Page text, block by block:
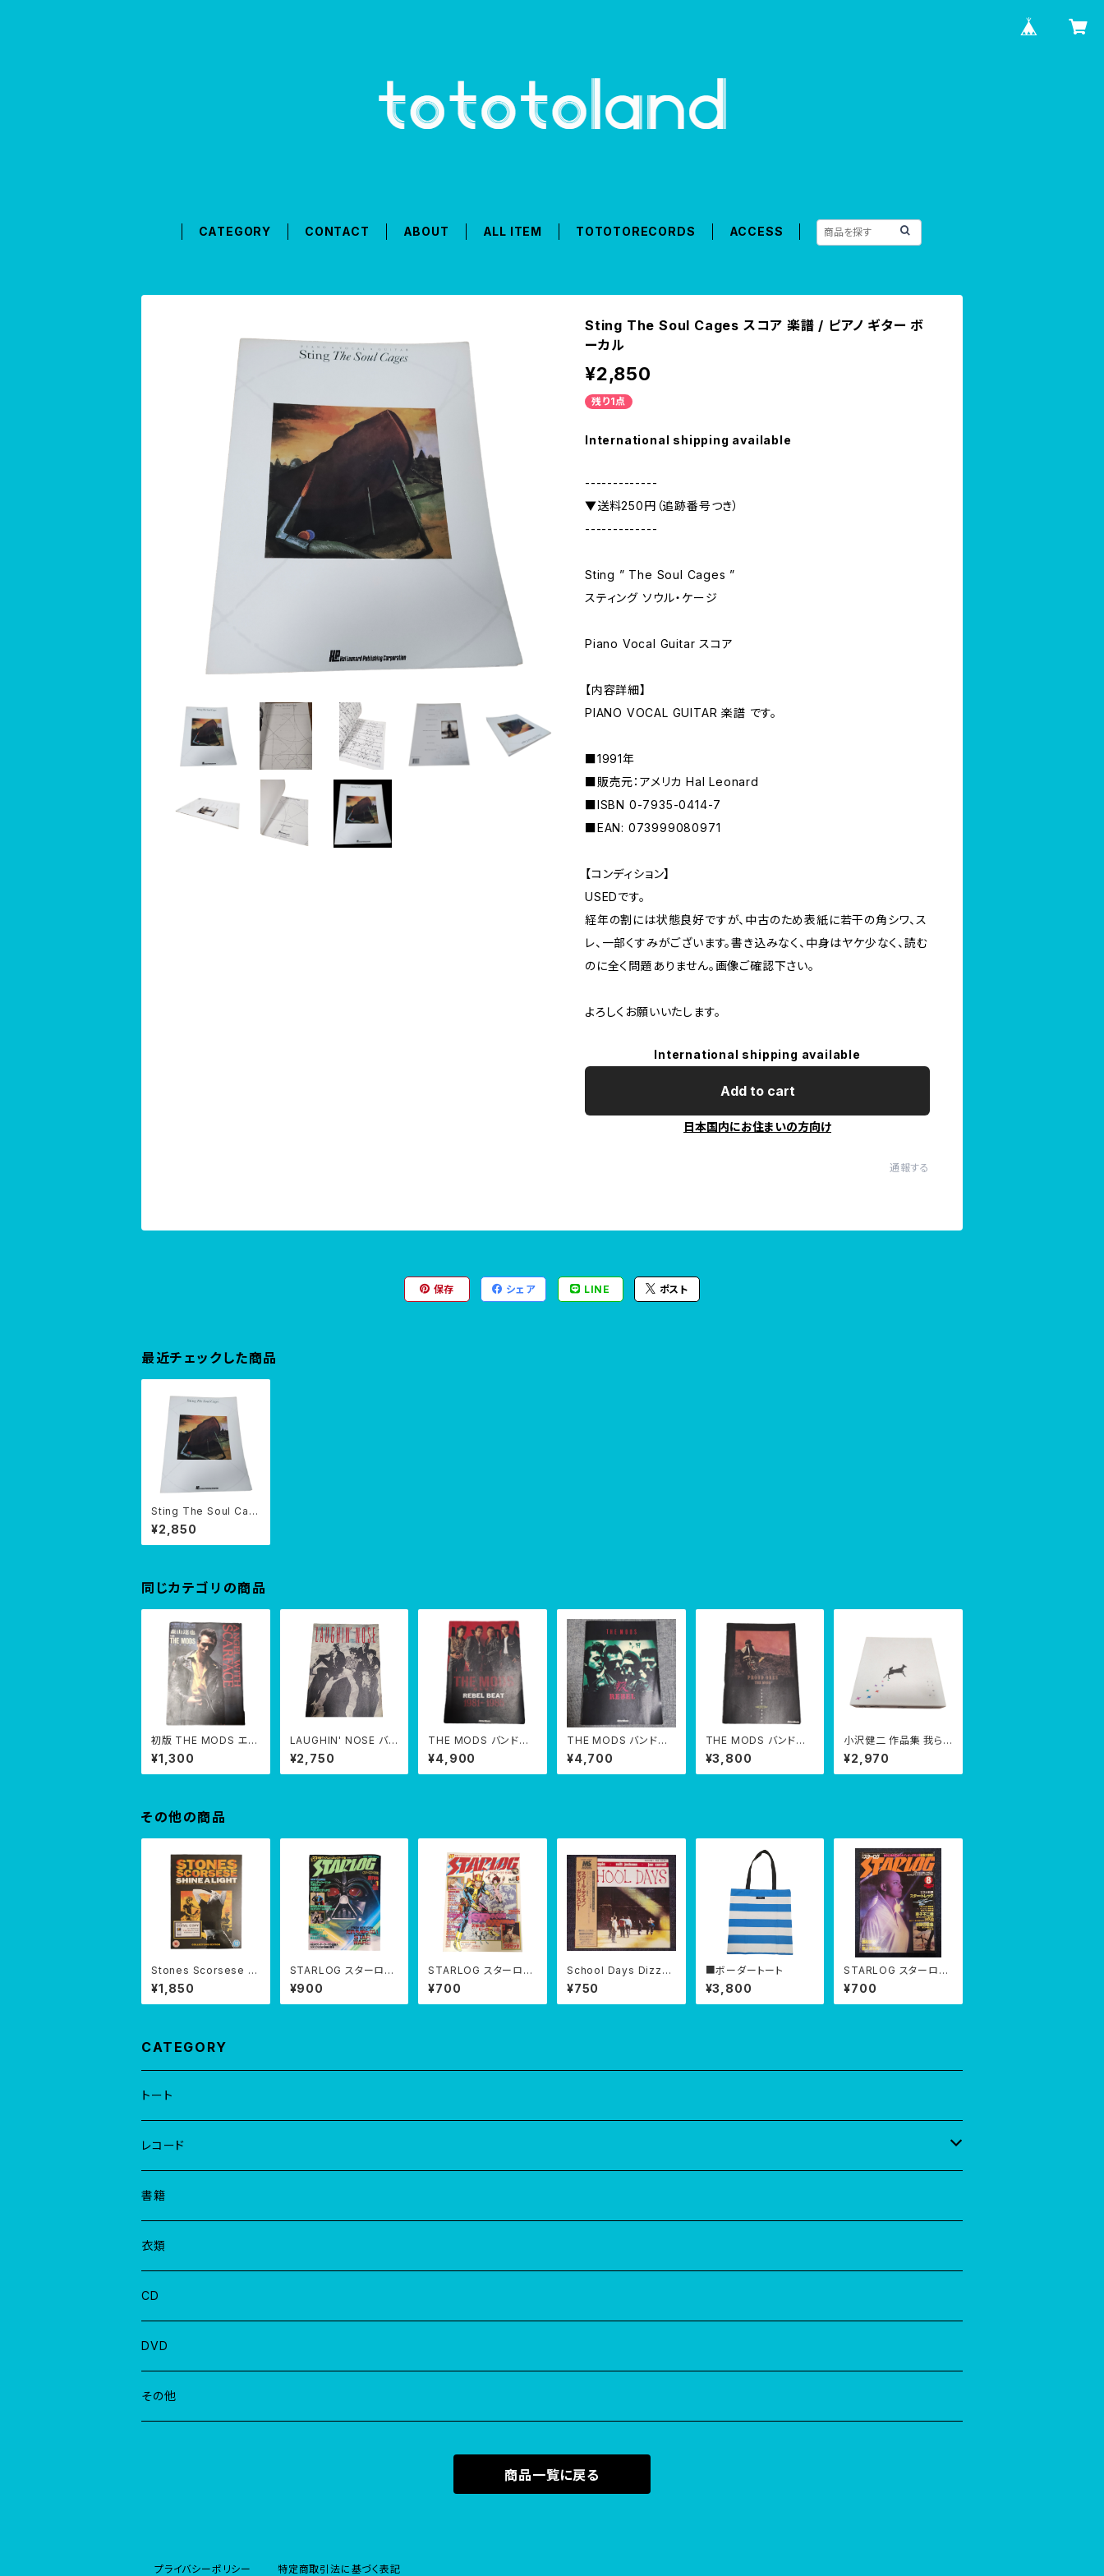
CATEGORY CONTACT ABOUT ALL ITEM TOTOTORECORDS ACCESS
Sting The Soul Cages スコア 楽譜 / ピアノ ギター ボ
ーカル
¥2,850
残り1点
International shipping available
-------------
▼送料250円（追跡番号つき）
-------------
Sting ” The Soul Cages ”
スティング ソウル・ケージ
Piano Vocal Guitar スコア
【内容詳細】
PIANO VOCAL GUITAR 楽譜 です。
■1991年
■販売元：アメリカ Hal Leonard
■ISBN 0-7935-0414-7
■EAN: 073999080971
【コンディション】
USEDです。
経年の割には状態良好ですが、中古のため表紙に若干の角シワ、ス
レ、一部くすみがございます。書き込みなく、中身はヤケ少なく、読む
のに全く問題ありません。画像ご確認下さい。
よろしくお願いいたします。
International shipping available
Add to cart
日本国内にお住まいの方向け
通報する
保存 シェア LINE ポスト
最近チェックした商品
Sting The Soul Cag
es スコア 楽譜 / ピアノ
ギター ボーカル
¥2,850
同じカテゴリの商品
初版 THE MODS エン
ゼル・ウィズ スカーフェ
イス 森山達也
¥1,300
LAUGHIN' NOSE バン
ドスコア
¥2,750
THE MODS バンドス
コア BEST REBEL BE
AT 1981-1985
¥4,900
THE MODS バンドス
コア REBEL 叛
¥4,700
THE MODS バンドス
コア PROUD ONES
¥3,800
小沢健二 作品集 我ら、
時 セット
¥2,970
その他の商品
Stones Scorsese S
hine A Light ストーン
ズ DVD シャイン・ア・ラ
イト
¥1,850
STARLOG スターログ
日本版 第1号【創刊号】
ポスターつき 1978年8
月
¥900
STARLOG スターログ
日本版 第7号【No.7】 1
979年5月
¥700
School Days Dizzy
Gillespie CD 紙ジャ
ケ
¥750
■ボーダートート
¥3,800
STARLOG スターログ
日本版 第22号【No.2
2】1980年8月
¥700
CATEGORY
トート
レコード
EP
LP
書籍
衣類
CD
DVD
その他
商品一覧に戻る
プライバシーポリシー 特定商取引法に基づく表記